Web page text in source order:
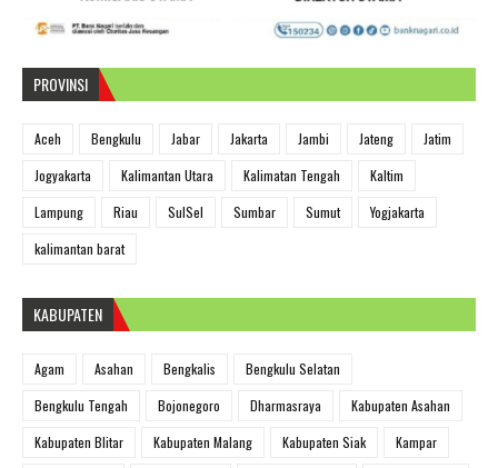
PROVINSI
Aceh Bengkulu Jabar Jakarta Jambi Jateng
Jatim
Jogyakarta
Kalimantan Utara Kalimatan Tengah
Kaltim
Lampung
Riau SulSel Sumbar Sumut
Yogjakarta
kalimantan barat
KABUPATEN
Agam Asahan Bengkalis
Bengkulu Selatan
Bengkulu Tengah
Bojonegoro Dharmasraya
Kabupaten Asahan
Kabupaten Blitar
Kabupaten Malang Kabupaten Siak
Kampar